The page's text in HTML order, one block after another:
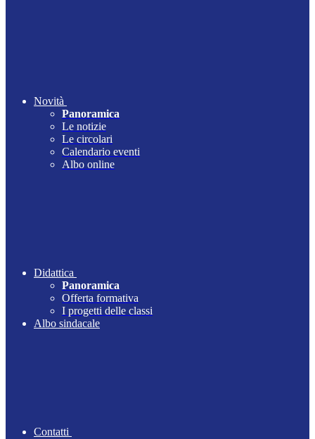
Novità
Panoramica
Le notizie
Le circolari
Calendario eventi
Albo online
Didattica
Panoramica
Offerta formativa
I progetti delle classi
Albo sindacale
Contatti